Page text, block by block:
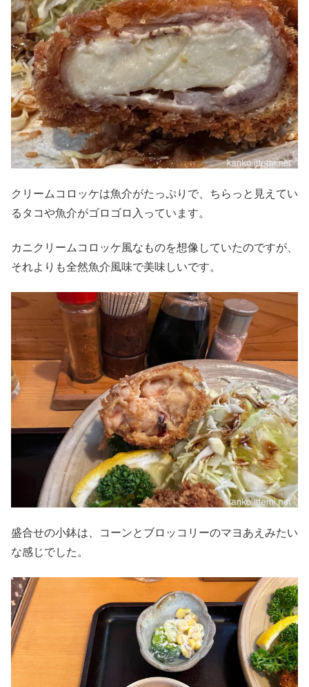
クリームコロッケは魚介がたっぷりで、ちらっと見えてい
るタコや魚介がゴロゴロ入っています。
カニクリームコロッケ風なものを想像していたのですが、
それよりも全然魚介風味で美味しいです。
盛合せの小鉢は、コーンとブロッコリーのマヨあえみたい
な感じでした。